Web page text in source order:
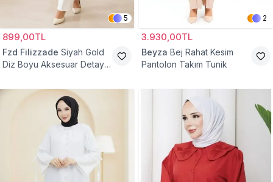
5
899,00TL
Fzd Filizzade Siyah Gold
Diz Boyu Aksesuar Detaylı
2
3.930,00TL
Beyza Bej Rahat Kesim
Pantolon Takım Tunik